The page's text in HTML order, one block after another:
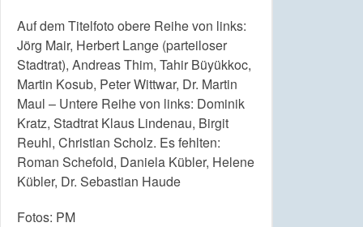
Auf dem Titelfoto obere Reihe von links:
Jörg Mair, Herbert Lange (parteiloser
Stadtrat), Andreas Thim, Tahir Büyükkoc,
Martin Kosub, Peter Wittwar, Dr. Martin
Maul – Untere Reihe von links: Dominik
Kratz, Stadtrat Klaus Lindenau, Birgit
Reuhl, Christian Scholz. Es fehlten:
Roman Schefold, Daniela Kübler, Helene
Kübler, Dr. Sebastian Haude
Fotos: PM